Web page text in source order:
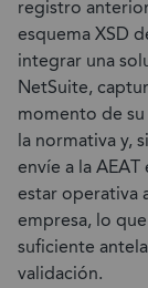
registro
esquema XSD
integrar una
NetSuite,
momento de
la normativa y,
envíe a la
estar operativa
empresa, lo
suficiente
validación.